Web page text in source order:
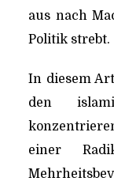
aus nach
Politik strebt.
In diesem
den
einer